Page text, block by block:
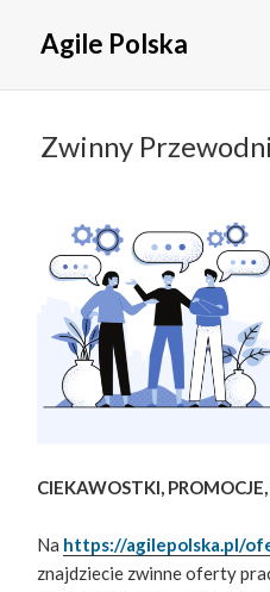
Agile Polska
Zwinny
CIEKAWOSTKI,
Na https://agilepolska.pl/
znajdziecie zwinne oferty